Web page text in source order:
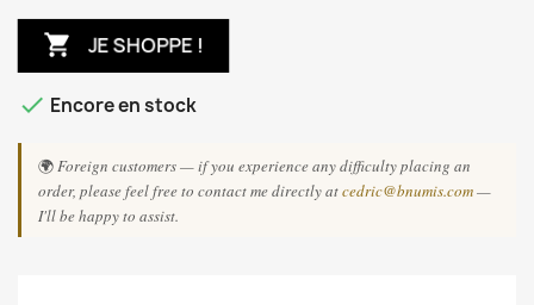
 JE SHOPPE !
 Encore en stock
🌍Foreign customers — if you experience any difficulty placing an
order, please feel free to contact me directly atcedric@bnumis.com—
I'll be happy to assist.